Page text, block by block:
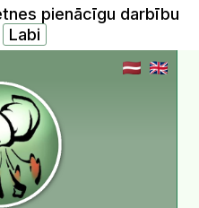
pienācīgu darbību